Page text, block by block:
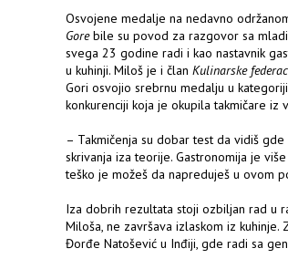
Osvojene medalje na nedavno
Gorebile su povod za razgovor sa
svega 23 godine radi i kao nastavnik
u kuhinji. Miloš je i član Kulinarske
Gori osvojio srebrnu medalju u
konkurenciji koja je okupila takmičare iz
– Takmičenja su dobar test da vidiš
skrivanja iza teorije. Gastronomija je
teško je možeš da napreduješ u ovom
Iza dobrih rezultata stoji ozbiljan rad u
Miloša, ne završava izlaskom iz
Đorđe Natošević u Inđiji, gde radi sa